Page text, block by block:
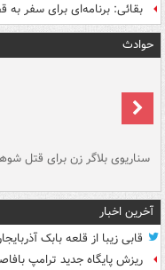
بقائی: برنامه‌ای برای سفر به
حوادث
سناریوی بلاگر زن برای قتل
آخرین اخبار
قابی زیبا از قلعه بابک
ریزش پایگاه جدید ترامپ